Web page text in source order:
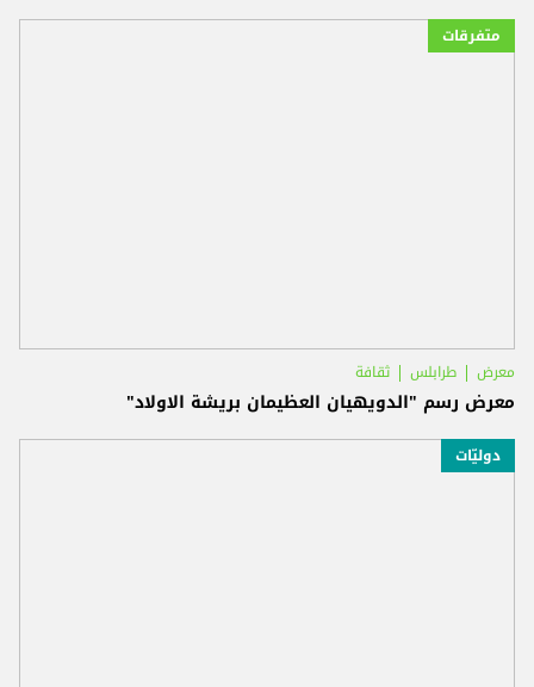
متفرقات
معرض طرابلس ثقافة
معرض رسم "الدويهيان العظيمان بريشة الاولاد"
دوليّات